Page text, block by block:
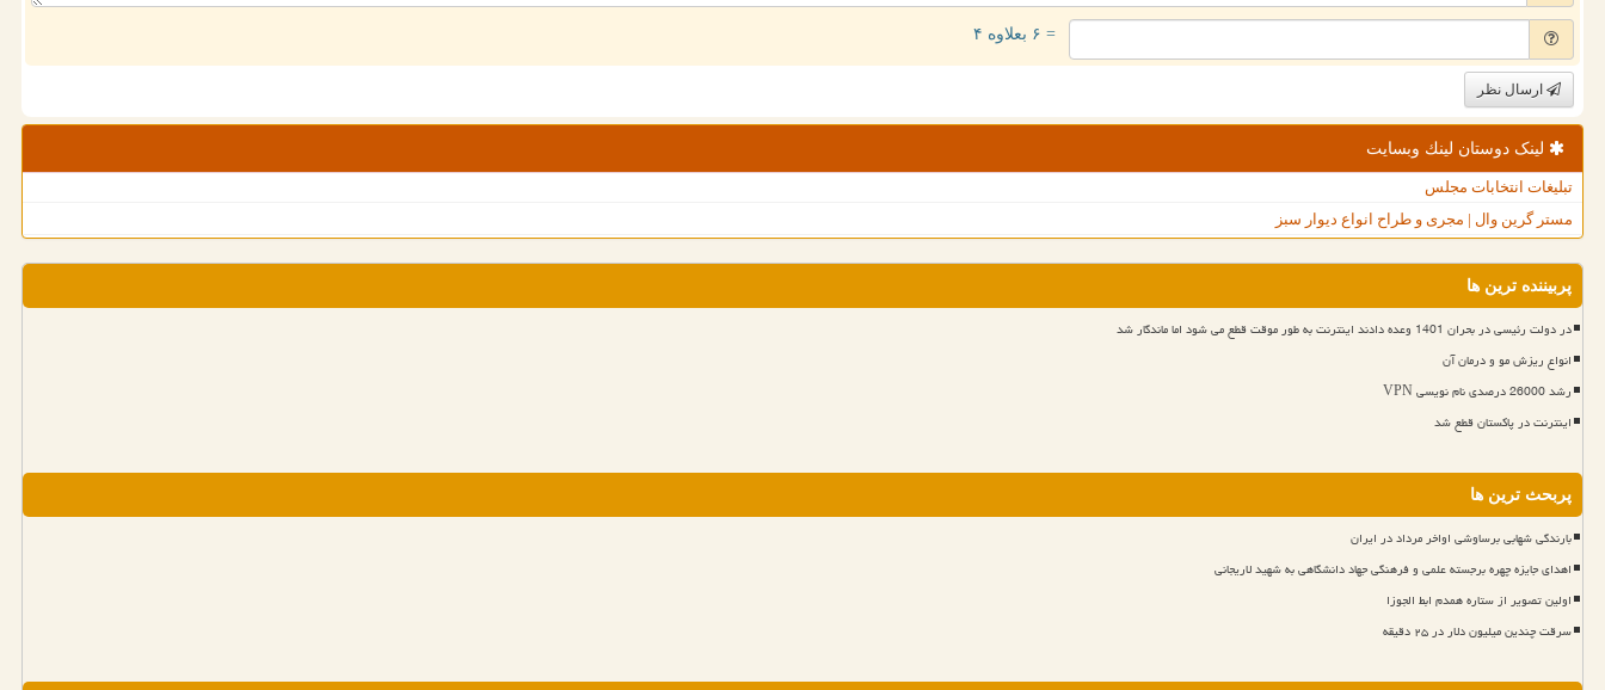
= ۶ بعلاوه ۴
ارسال نظر
لینک دوستان لینك وبسایت
تبلیغات انتخابات مجلس
مستر گرین وال | مجری و طراح انواع دیوار سبز
پربیننده ترین ها
در دولت رئیسی در بحران 1401 وعده دادند اینترنت به طور موقت قطع می شود اما ماندگار شد
انواع ریزش مو و درمان آن
رشد 26000 درصدی نام نویسی VPN
اینترنت در پاکستان قطع شد
پربحث ترین ها
بارندگی شهابی برساوشی اواخر مرداد در ایران
اهدای جایزه چهره برجسته علمی و فرهنگی جهاد دانشگاهی به شهید لاریجانی
اولین تصویر از ستاره همدم ابط الجوزا
سرقت چندین میلیون دلار در ۲۵ دقیقه